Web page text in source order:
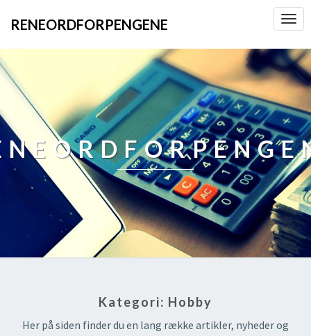
RENEORDFORPENGENE
Kategori: Hobby
Her på siden finder du en lang række artikler, nyheder og